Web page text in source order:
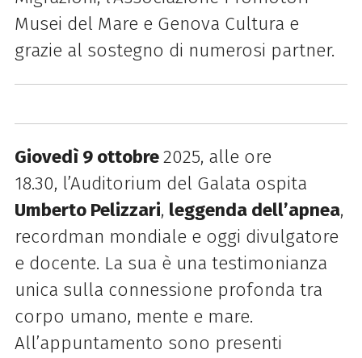
Musei del Mare e Genova Cultura e
grazie al sostegno di numerosi partner.
Giovedì 9 ottobre2025, alle ore
18.30, l’Auditorium del Galata ospita
Umberto Pelizzari, leggenda dell’apnea,
recordman mondiale e oggi divulgatore
e docente. La sua è una testimonianza
unica sulla connessione profonda tra
corpo umano, mente e mare.
All’appuntamento sono presenti